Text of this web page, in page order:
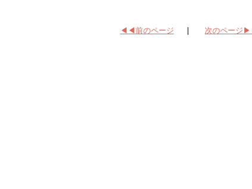
◀◀前のページ | 次のページ